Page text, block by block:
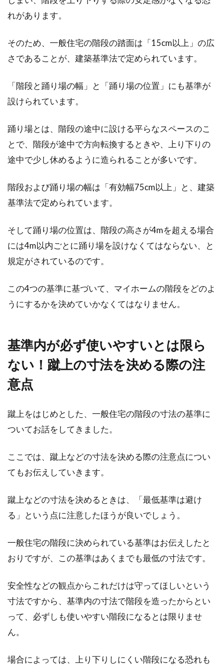
新築マイホームの引っ越し前後をス
新築でマイホームを購入し、引っ越しの日が近
付いてくるとワクワクしますね。引っ越しは非
インテリアのお悩み解消！
1K賃貸住まいの方、家具のレイアウトやインテ
屋が...
おしゃれな空間を演出！新築の上手
な壁紙の選び方とは？
天井は、床と同じく家の中で面積を多く取る部
れがあります。
そのため、一般住宅の階段の踏面は「15cm以上」の広
さであることが、建築基準法で定められています。
「階段と踊り場の幅」と「踊り場の位置」にも基準が
設けられています。
踊り場とは、階段の途中に設ける平らなスペースのこ
とで、階段が途中で方向転換するときや、上り下りの
途中で少し休めるように造られることが多いです。
階段および踊り場の幅は「有効幅75cm以上」と、建築
基準法で定められています。
そして踊り場の位置は、階段の高さが4mを超える場合
には4m以内ごとに踊り場を設けなくてはならない、と
規定がされているのです。
この4つの基準に基づいて、マイホームの階段をどのよ
うにするかを決めていかなくてはなりません。
基準内が必ず使いやすいとは限ら
ない！蹴上の寸法を決める際の注
意点
蹴上をはじめとした、一般住宅の階段の寸法の基準に
ついてお話をしてきました。
ここでは、蹴上などの寸法を決める際の注意点につい
てもお伝えしていきます。
蹴上などの寸法を決めるときは、「最低基準は避け
る」という点に注意したほうが良いでしょう。
一般住宅の階段に決められている基準はお伝えしたと
おりですが、この基準はあくまでも最低の寸法です。
安全性などの観点からこれだけは守ってほしいという
寸法ですから、基準内の寸法で階段を造ったからとい
って、必ずしも使いやすい階段になるとは限りませ
ん。
場合によっては、上り下りしにくい階段になる恐れも